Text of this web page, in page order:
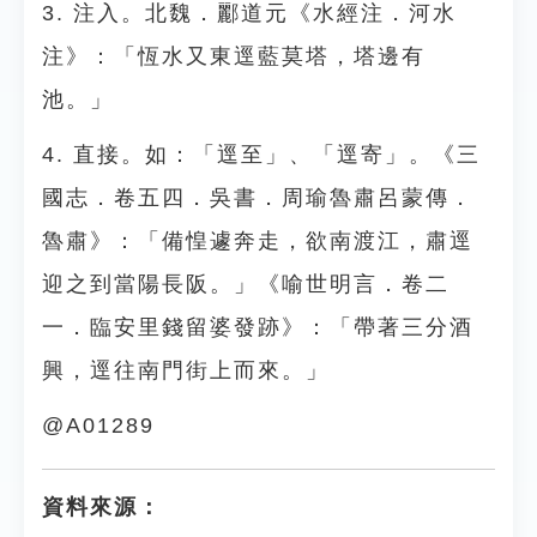
3. 注入。北魏．酈道元《水經注．河水
注》：「恆水又東逕藍莫塔，塔邊有
池。」
4. 直接。如：「逕至」、「逕寄」。《三
國志．卷五四．吳書．周瑜魯肅呂蒙傳．
魯肅》：「備惶遽奔走，欲南渡江，肅逕
迎之到當陽長阪。」《喻世明言．卷二
一．臨安里錢留婆發跡》：「帶著三分酒
興，逕往南門街上而來。」
@A01289
資料來源：